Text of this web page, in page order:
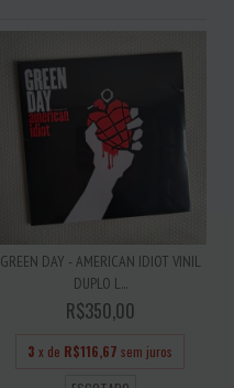
GREEN DAY - AMERICAN IDIOT VINIL
DUPLO L...
R$350,00
3 x de R$116,67 sem juros